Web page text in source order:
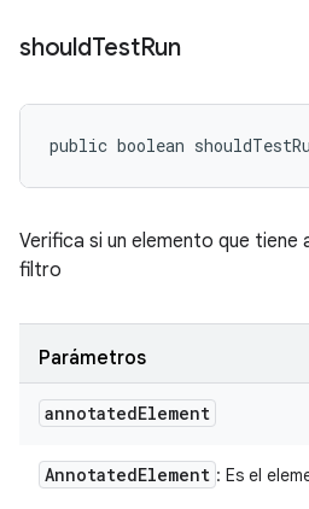
shouldTestRun
public boolean
Verifica si un elemento que tiene
filtro
Parámetros
annotatedElement
AnnotatedElement : Es el